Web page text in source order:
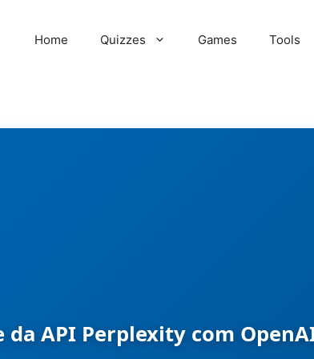
Home Quizzes Games Tools
API Perplexity com